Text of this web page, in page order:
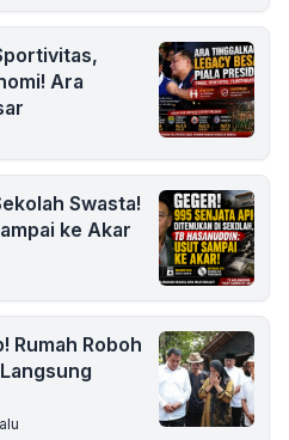
Ara
Swasta!
ke Akar
Rumah Roboh